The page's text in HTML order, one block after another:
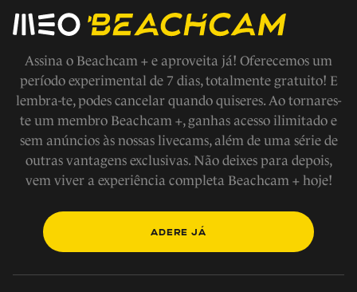
Assina o Beachcam + e aproveita já! Oferecemos um
período experimental de 7 dias, totalmente gratuito! E
lembra-te, podes cancelar quando quiseres. Ao tornares-
te um membro Beachcam +, ganhas acesso ilimitado e
sem anúncios às nossas livecams, além de uma série de
outras vantagens exclusivas. Não deixes para depois,
vem viver a experiência completa Beachcam + hoje!
ADERE JÁ